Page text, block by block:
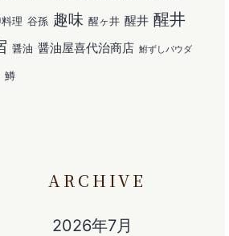
理 谷孫 趣味 醒ヶ井 醒井 醒井
醤油 醤油屋喜代治商店 鮒ずしパウダ
鱒
ARCHIVE
2026年7月